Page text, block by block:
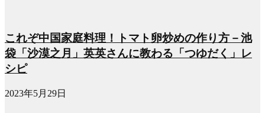
これぞ中国家庭料理！トマト卵炒めの作り方－池
袋「沙漠之月」英英さんに教わる「つゆだく」レ
シピ
2023年5月29日